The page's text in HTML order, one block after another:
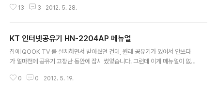
인방화벽에다 스파이웨어 감시 프로그램도 사용하고 있긴
에는 매번 업데이트가 있던 것 같더라구요. 이상하다 싶어
동일한 업데이트가 여러 번 실패된 적이 있었네요. 그래서 .
NET framework 설치제거 프로그램을 실행하여 제거하
였습니다. 설치제거된 이후에 업데이트할 항목을 다시 검
한다고 나오네요. 설치를 진행하니 .NET Framework 설
13 3 2012. 5. 28.
KT 인터넷공유기 HN-2204AP 메뉴얼
집에 QOOK TV 를 설치하면서 받아뒀던 건데, 원래 공유기가 있어서 안쓰다
가 얼마전에 공유기 고장난 동안에 잠시 썼었습니다. 그런데 이게 메뉴얼이 없
수 있기 때문에, 올린다 올린다 하면서 미뤘다가 지금 올립니다 ;;
0 0 2012. 5. 19.